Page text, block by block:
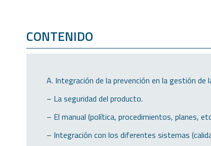
CONTENIDO
A. Integración de la prevención en la gestión de
– La seguridad del producto.
– El manual (política, procedimientos, planes,
– Integración con los diferentes sistemas